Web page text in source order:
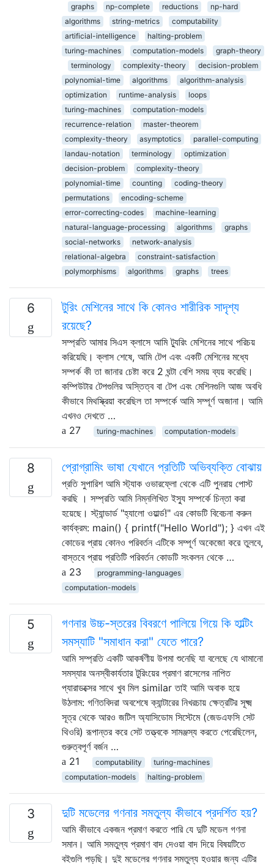
graphs np-complete reductions
np-hard
algorithms
string-metrics
computability
artificial-intelligence
halting-problem
turing-machines
computation-models
graph-theory
terminology
complexity-theory
decision-problem
polynomial-time
algorithms
algorithm-analysis
optimization
runtime-analysis
loops
turing-machines
computation-models
recurrence-relation
master-theorem
complexity-theory
asymptotics
parallel-computing
landau-notation
terminology
optimization
decision-problem
complexity-theory
polynomial-time
counting
coding-theory
permutations
encoding-scheme
error-correcting-codes
machine-learning
natural-language-processing
algorithms
graphs
social-networks
network-analysis
relational-algebra
constraint-satisfaction
polymorphisms
algorithms graphs trees
6
টুরিং মেশিনের সাথে কি কোনও শারীরিক সাদৃশ্য
রয়েছে?
সম্প্রতি আমার সিএস ক্লাসে আমি ট্যুরিং মেশিনের সাথে পরিচয়
করিয়েছি। ক্লাস শেষে, আমি টেপ এবং একটি মেশিনের মধ্যে
সম্পর্ক কী তা জানার চেষ্টা করে 2 ঘন্টা বেশি সময় ব্যয় করেছি।
কম্পিউটার টেপগুলির অস্তিত্ব বা টেপ এবং মেশিনগুলি আজ অবধি
কীভাবে মিথস্ক্রিয়া করেছিল তা সম্পর্কে আমি সম্পূর্ণ অজানা। আমি
এখনও দেখতে …
27
turing-machines computation-models
8 প্রোগ্রামিং ভাষা যেখানে প্রতিটি অভিব্যক্তি বোঝায়
প্রতি সুপারিশ আমি স্ট্যাক ওভারফ্লো থেকে এটি পুনরায় পোস্ট
করছি । সম্প্রতি আমি নিম্নলিখিত ইস্যু সম্পর্কে চিন্তা করা
হয়েছে। স্ট্যান্ডার্ড "হ্যালো ওয়ার্ল্ড!" এর কোডটি বিবেচনা করুন
কার্যক্রম: main() { printf("Hello World"); } এখন এই
কোডের প্রায় কোনও পরিবর্তন এটিকে সম্পূর্ণ অকেজো করে তুলবে,
বাস্তবে প্রায় প্রতিটি পরিবর্তন কোডটি সংকলন থেকে …
23
programming-languages
computation-models
5
গণনার উচ্চ-স্তরের বিবরণে পালিয়ে গিয়ে কি হাল্টিং
সমস্যাটি "সমাধান করা" যেতে পারে?
আমি সম্প্রতি একটি আকর্ষণীয় উপমা শুনেছি যা বলেছে যে থামানো
সমস্যার অনস্বীকার্যতার টুরিংয়ের প্রমাণ রাসেলের নাপিত
প্যারাডক্সের সাথে খুব মিল similar তাই আমি অবাক হয়ে
উঠলাম: গণিতবিদরা অবশেষে ক্যান্টারের নিখরচায় ক্ষেত্রটির সূক্ষ্ম
সূত্র থেকে আরও জটিল অ্যাসিডোম সিস্টেমে (জেডএফসি সেট
থিওরি) রূপান্তর করে সেট তত্ত্বকে সামঞ্জস্য করতে পেরেছিলেন,
গুরুত্বপূর্ণ বর্জন …
21
computability
turing-machines
computation-models
halting-problem
3 দুটি মডেলের গণনার সমতুল্য কীভাবে প্রদর্শিত হয়?
আমি কীভাবে একজন প্রমাণ করতে পারি যে দুটি মডেল গণনা
সমান। আমি সমতুল্য প্রমাণ বাদ দেওয়া বাদ দিয়ে বিষয়টিতে
বইগুলি পড়ছি। দুই মডেলের গণনার সমতুল্য হওয়ার জন্য এটির